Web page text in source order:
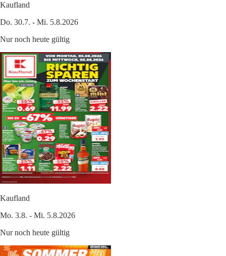
Kaufland
Do. 30.7. - Mi. 5.8.2026
Nur noch heute gültig
Kaufland
Mo. 3.8. - Mi. 5.8.2026
Nur noch heute gültig